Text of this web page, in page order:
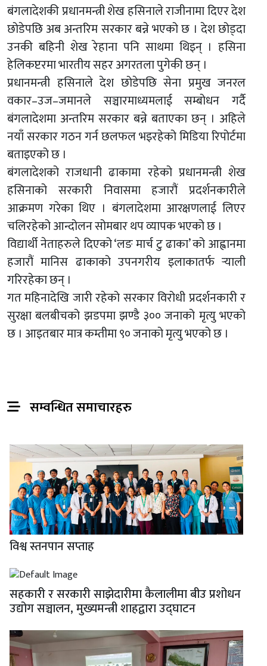
बंगलादेशकी प्रधानमन्त्री शेख हसिनाले राजीनामा दिएर देश
छोडेपछि अब अन्तरिम सरकार बन्ने भएको छ । देश छोड्दा
उनकी बहिनी शेख रेहाना पनि साथमा थिइन् । हसिना
हेलिकप्टरमा भारतीय सहर अगरतला पुगेकी छन् ।
प्रधानमन्त्री हसिनाले देश छोडेपछि सेना प्रमुख जनरल
वकार–उज–जमानले सञ्चारमाध्यमलाई सम्बोधन गर्दै
बंगलादेशमा अन्तरिम सरकार बन्ने बताएका छन् । अहिले
नयाँ सरकार गठन गर्न छलफल भइरहेको मिडिया रिपोर्टमा
बताइएको छ ।
बंगलादेशको राजधानी ढाकामा रहेको प्रधानमन्त्री शेख
हसिनाको सरकारी निवासमा हजारौं प्रदर्शनकारीले
आक्रमण गरेका थिए । बंगलादेशमा आरक्षणलाई लिएर
चलिरहेको आन्दोलन सोमबार थप व्यापक भएको छ ।
विद्यार्थी नेताहरुले दिएको ‘लङ मार्च टु ढाका’ को आह्वानमा
हजारौं मानिस ढाकाको उपनगरीय इलाकातर्फ र्‍याली
गरिरहेका छन् ।
गत महिनादेखि जारी रहेको सरकार विरोधी प्रदर्शनकारी र
सुरक्षा बलबीचको झडपमा झण्डै ३०० जनाको मृत्यु भएको
छ । आइतबार मात्र कम्तीमा ९० जनाको मृत्यु भएको छ ।
सम्वन्धित समाचारहरु
विश्व स्तनपान सप्ताह
सहकारी र सरकारी साझेदारीमा कैलालीमा बीउ प्रशोधन
उद्योग सञ्चालन, मुख्यमन्त्री शाहद्वारा उद्घाटन